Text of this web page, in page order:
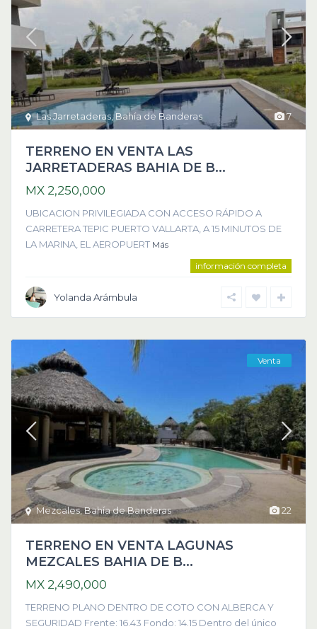
7
Las Jarretaderas,Bahía de Banderas
TERRENO EN VENTA LAS
JARRETADERAS BAHIA DE B...
MX 2,250,000
UBICACION PRIVILEGIADA CON ACCESO RÁPIDO A
CARRETERA TEPIC PUERTO VALLARTA, A 15 MINUTOS DE
LA MARINA, EL AEROPUERT Más
información completa
Yolanda Arámbula
22
Mezcales,Bahía de Banderas
Venta
TERRENO EN VENTA LAGUNAS
MEZCALES BAHIA DE B...
MX 2,490,000
TERRENO PLANO DENTRO DE COTO CON ALBERCA Y
SEGURIDAD Frente: 16.43 Fondo: 14.15 Dentro del único